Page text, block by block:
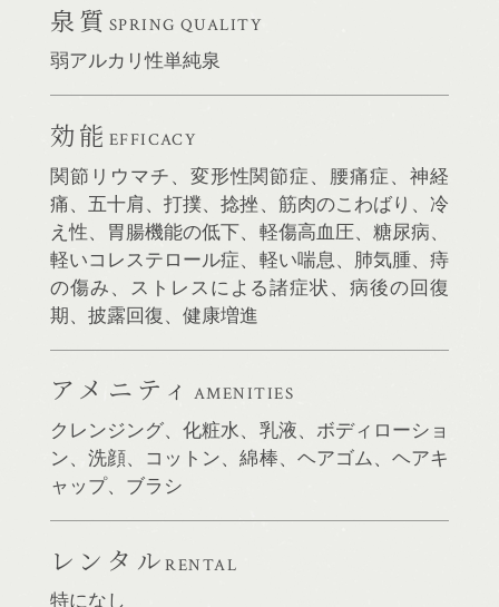
泉質 SPRING QUALITY
弱アルカリ性単純泉
効能 EFFICACY
関節リウマチ、変形性関節症、腰痛症、神経
痛、五十肩、打撲、捻挫、筋肉のこわばり、冷
え性、胃腸機能の低下、軽傷高血圧、糖尿病、
軽いコレステロール症、軽い喘息、肺気腫、痔
の傷み、ストレスによる諸症状、病後の回復
期、披露回復、健康増進
アメニティ AMENITIES
クレンジング、化粧水、乳液、ボディローショ
ン、洗顔、コットン、綿棒、ヘアゴム、ヘアキ
ャップ、ブラシ
レンタルRENTAL
特になし